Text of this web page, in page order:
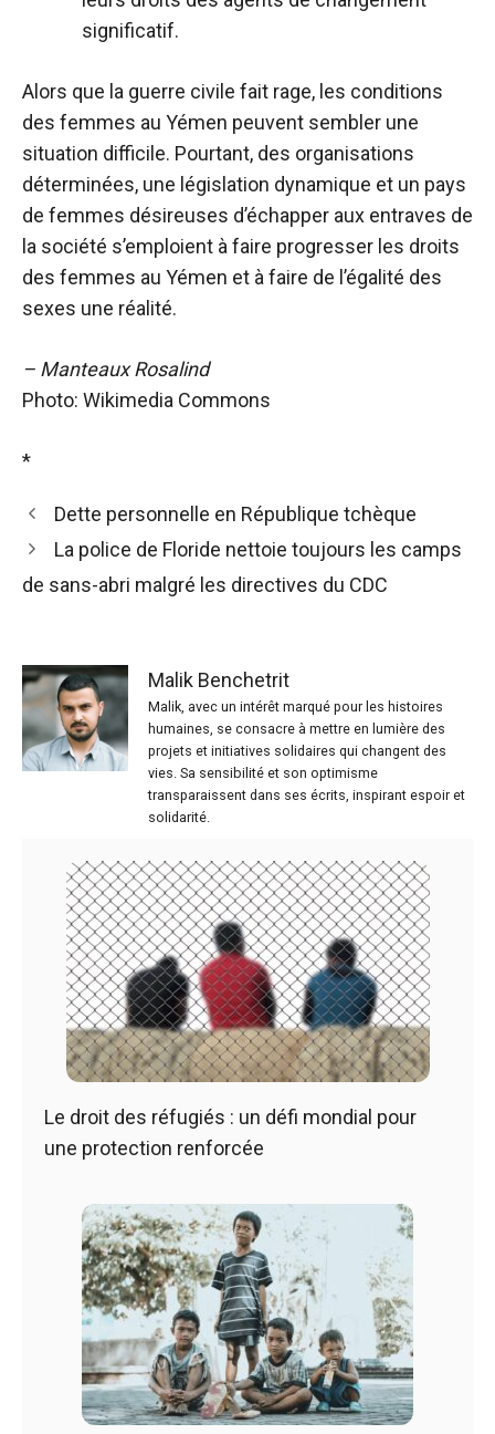
significatif.
Alors que la guerre civile fait rage, les conditions
des femmes au Yémen peuvent sembler une
situation difficile. Pourtant, des organisations
déterminées, une législation dynamique et un pays
de femmes désireuses d’échapper aux entraves de
la société s’emploient à faire progresser les droits
des femmes au Yémen et à faire de l’égalité des
sexes une réalité.
– Manteaux Rosalind
Photo: Wikimedia Commons
*
Dette personnelle en République tchèque
La police de Floride nettoie toujours les camps
de sans-abri malgré les directives du CDC
Malik Benchetrit
Malik, avec un intérêt marqué pour les histoires
humaines, se consacre à mettre en lumière des
projets et initiatives solidaires qui changent des
vies. Sa sensibilité et son optimisme
transparaissent dans ses écrits, inspirant espoir et
solidarité.
Le droit des réfugiés : un défi mondial pour
une protection renforcée